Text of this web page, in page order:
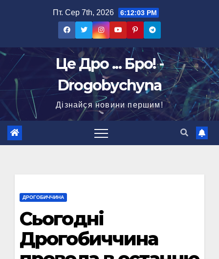
Пт. Сер 7th, 2026 6:12:04 PM
Це Дро ... Бро! -
Drogobychyna
Дізнайся новини першим!
ДРОГОБИЧЧИНА
Сьогодні
Дрогобиччина